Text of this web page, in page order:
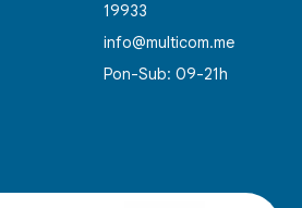
19933
info@multicom.me
Pon-Sub: 09-21h